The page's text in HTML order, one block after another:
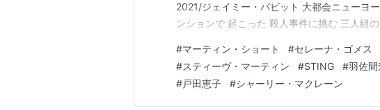
2021/ジェイミー・バビット 大都会ニューヨ
ンションで 起こった 殺人事件に挑む 三人
ャールズ、 生活に困った ブロードウェ…
#マーティン・ショート #セレーナ・ゴメス
#スティーヴ・マーティン #STING #羽佐間
#戸田恵子 #シャーリー・マクレーン